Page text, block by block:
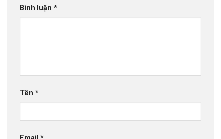
Bình luận *
Tên *